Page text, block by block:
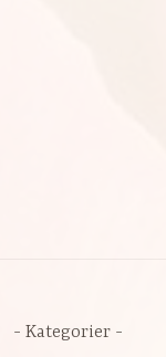
Kategorier